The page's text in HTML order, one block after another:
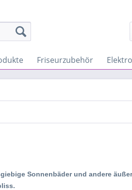
Friseurzubehör
Sonnenbäder und andere